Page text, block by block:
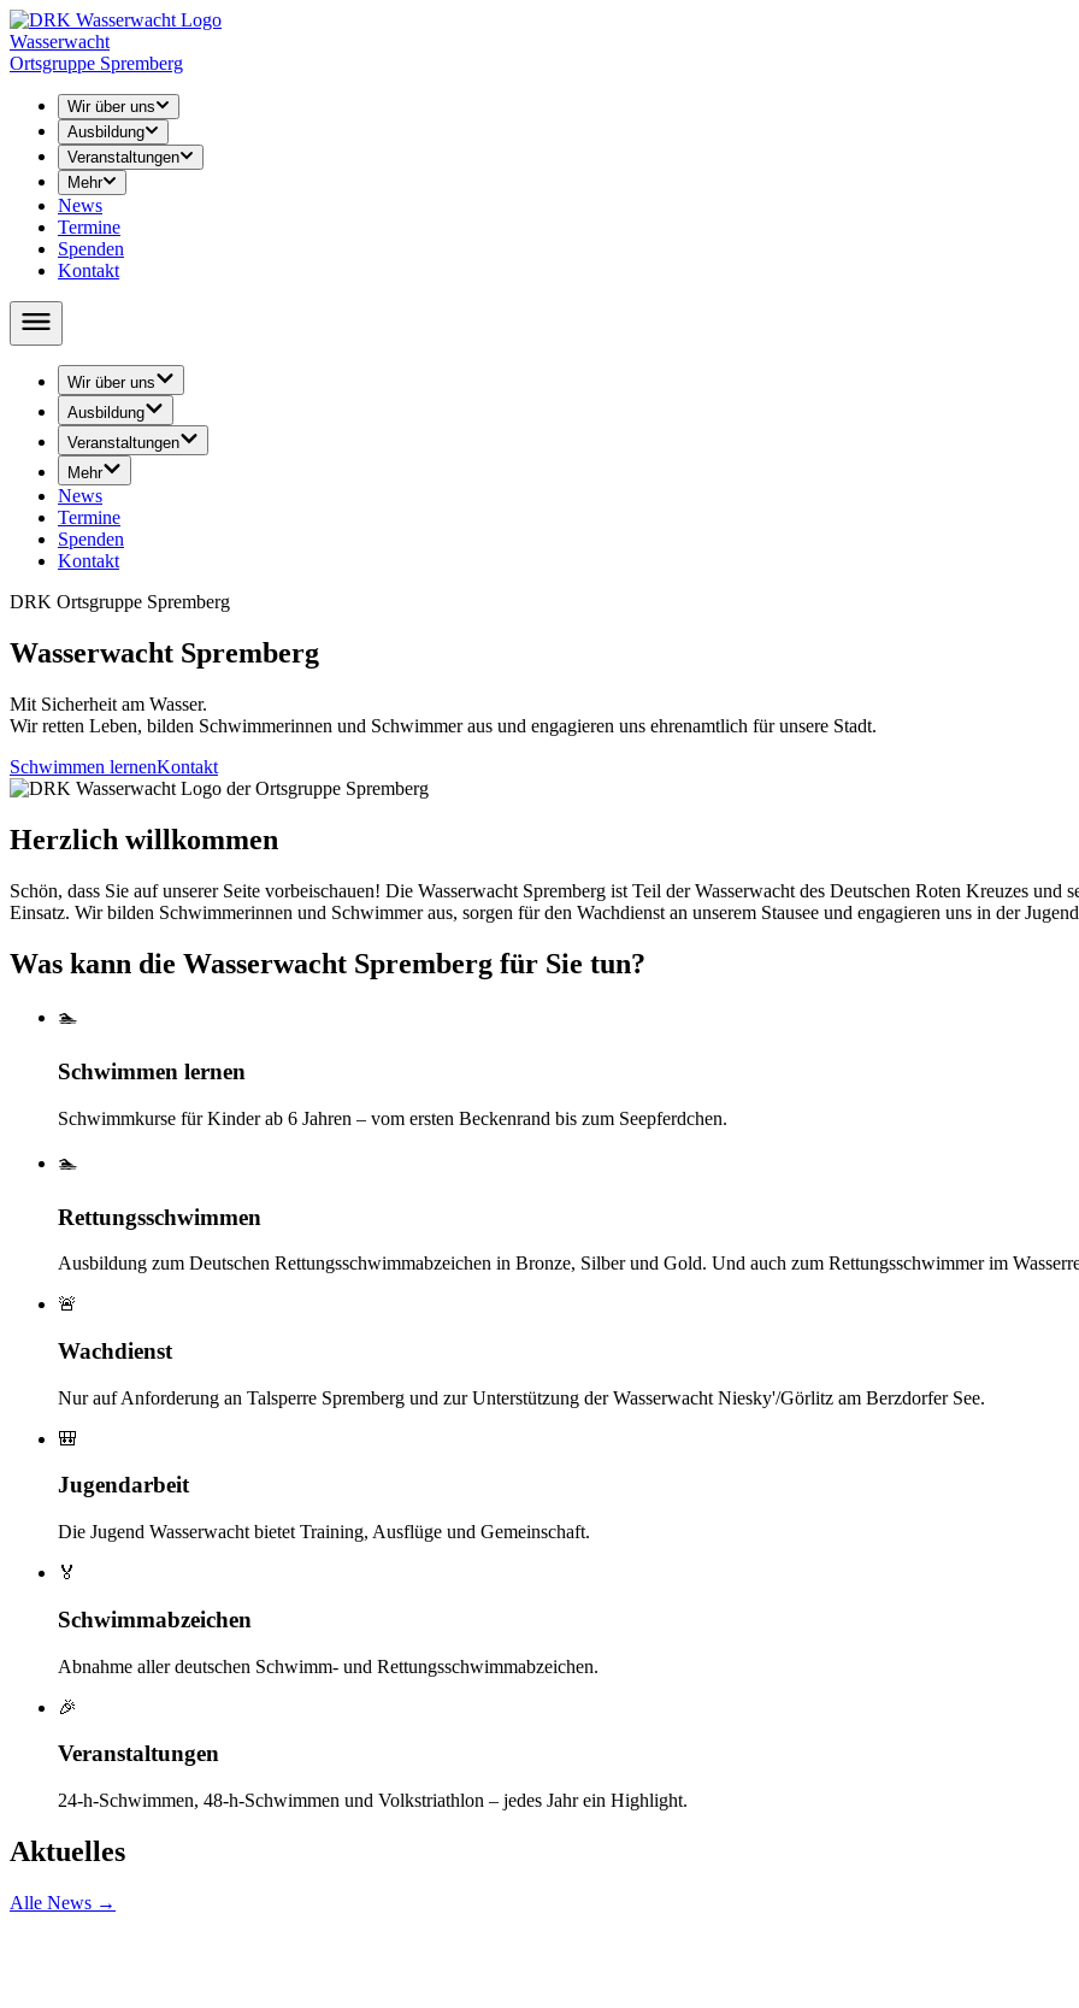
Wasserwacht
Ortsgruppe Spremberg
Wir über uns
Ausbildung
Veranstaltungen
Mehr
News
Termine
Spenden
Kontakt
Wir über uns
› Leitung
› Unser Training
› Abschied
› Geschichte
Ausbildung
› Rettungsschwimmen
› Schwimmunterricht
Veranstaltungen
› 24-h-Schwimmen
› 48-h-Schwimmen
Mehr
› Öffentlichkeitsarbeit
› Youtube
› Rätsel / Basteln / Malvorlagen
News
Termine
Spenden
Kontakt
DRK Ortsgruppe Spremberg
Wasserwacht Spremberg
Mit Sicherheit am Wasser.
Wir retten Leben, bilden Schwimmerinnen und Schwimmer aus und engagieren uns ehrenamtlich für unsere Stadt.
Schwimmen lernenKontakt
Herzlich willkommen
Schön, dass Sie auf unserer Seite vorbeischauen! Die Wasserwacht Spremberg ist Teil der Wasserwacht des Deutschen Roten Kreuzes und
Einsatz. Wir bilden Schwimmerinnen und Schwimmer aus, sorgen für den Wachdienst an unserem Stausee und engagieren uns in der
Was kann die Wasserwacht Spremberg für Sie tun?
🏊
Schwimmen lernen
Schwimmkurse für Kinder ab 6 Jahren – vom ersten Beckenrand bis zum Seepferdchen.
🏊
Rettungsschwimmen
Ausbildung zum Deutschen Rettungsschwimmabzeichen in Bronze, Silber und Gold. Und auch zum Rettungsschwimmer im
🚨
Wachdienst
Nur auf Anforderung an Talsperre Spremberg und zur Unterstützung der Wasserwacht Niesky'/Görlitz am Berzdorfer See.
🎒
Jugendarbeit
Die Jugend Wasserwacht bietet Training, Ausflüge und Gemeinschaft.
🏅
Schwimmabzeichen
Abnahme aller deutschen Schwimm- und Rettungsschwimmabzeichen.
🎉
Veranstaltungen
24-h-Schwimmen, 48-h-Schwimmen und Volkstriathlon – jedes Jahr ein Highlight.
Aktuelles
Alle News →